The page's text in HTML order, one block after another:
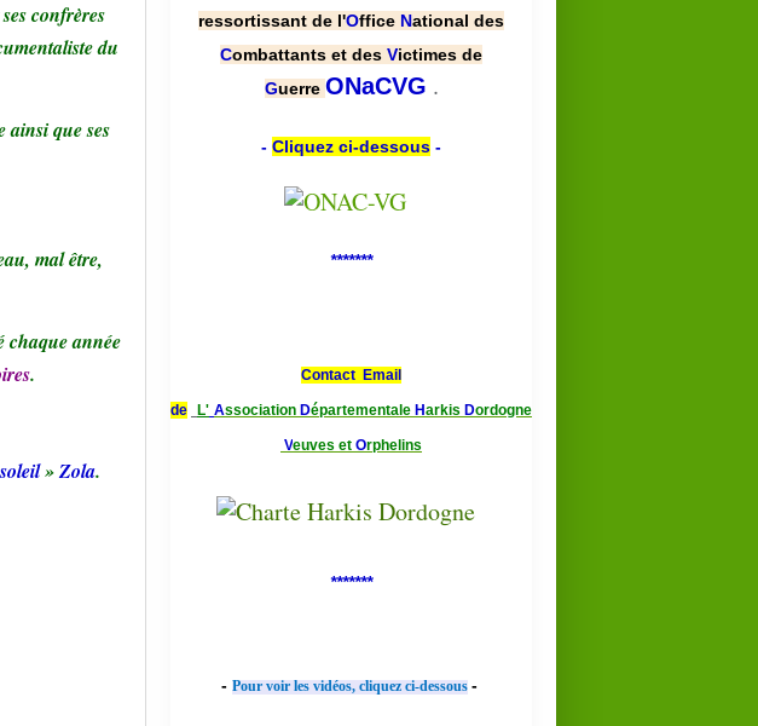
confrères
du
ainsi que ses
mal être,
année
.
»Zola.
ressortissant de l'Office National des
Combattants et des Victimes de
Guerre ONaCVG .
- Cliquez ci-dessous -
*******
Contact Email
de L' Association Départementale Harkis Dordogne
Veuves et Orphelins
*******
- Pour voir les vidéos, cliquez ci-dessous -